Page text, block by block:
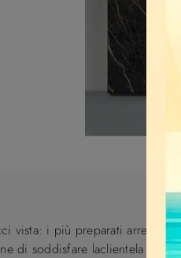
vista: i più preparati
di soddisfare laclientela in